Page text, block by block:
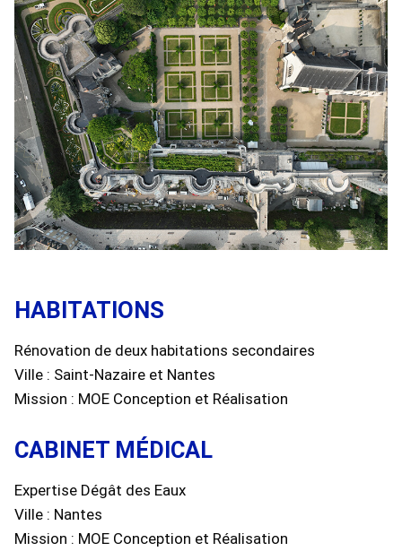
HABITATIONS
Rénovation de deux habitations secondaires
Ville : Saint-Nazaire et Nantes
Mission : MOE Conception et Réalisation
CABINET MÉDICAL
Expertise Dégât des Eaux
Ville : Nantes
Mission : MOE Conception et Réalisation